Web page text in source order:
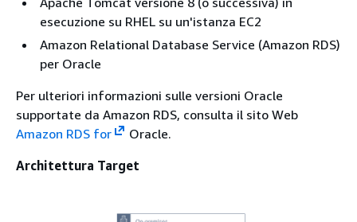
esecuzione su RHEL su un'istanza EC2
Amazon Relational Database Service (Amazon RDS)
per Oracle
Per ulteriori informazioni sulle versioni Oracle
supportate da Amazon RDS, consulta il sito Web
Amazon RDS for
Oracle.
Architettura Target